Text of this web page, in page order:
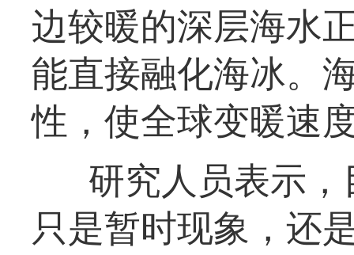
边较暖的深层海水
能直接融化海冰。
性，使全球变暖速
研究人员表示
只是暂时现象，还